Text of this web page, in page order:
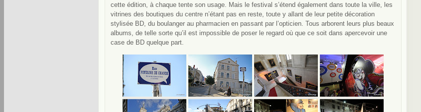
cette édition, à chaque tente son usage. Mais le festival s’étend également dans toute la ville, les
vitrines des boutiques du centre n’étant pas en reste, toute y allant de leur petite décoration
stylisée BD, du boulanger au pharmacien en passant par l’opticien. Tous arborent leurs plus beaux
albums, de telle sorte qu’il est impossible de poser le regard où que ce soit dans apercevoir une
case de BD quelque part.